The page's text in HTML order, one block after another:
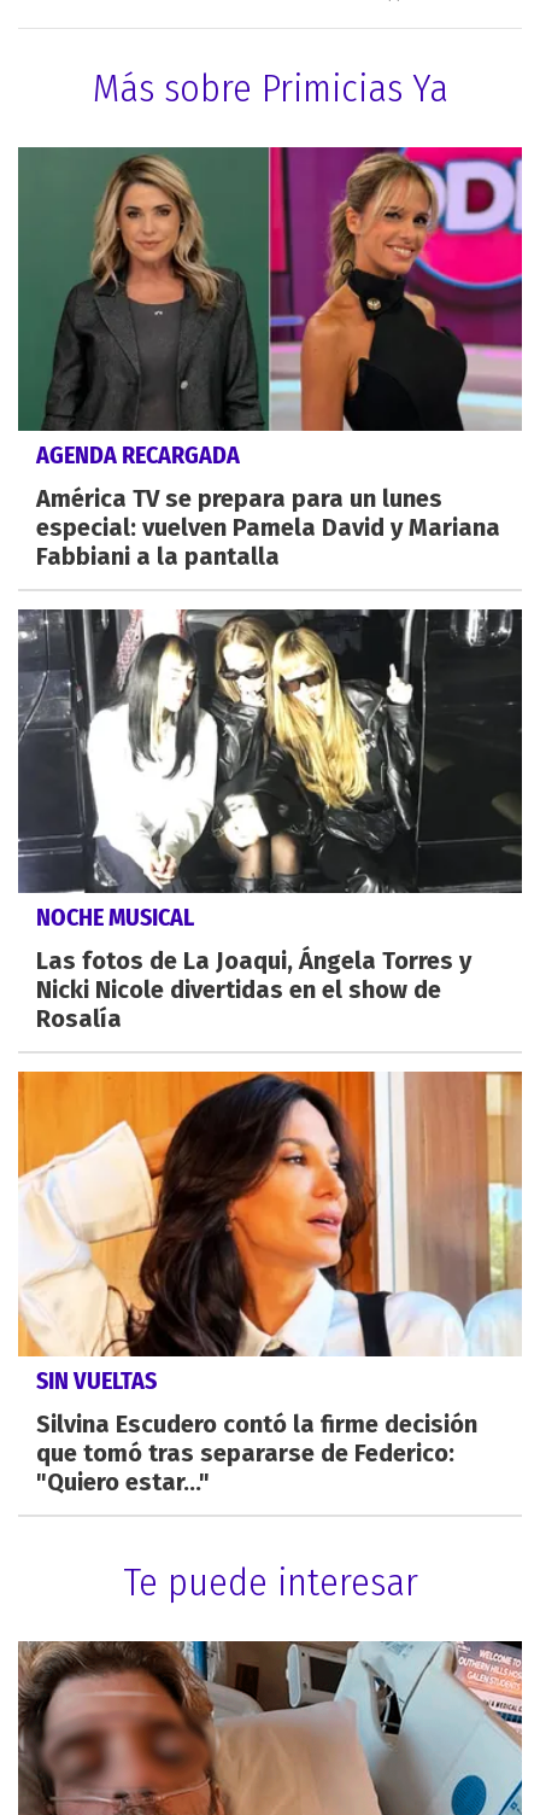
Más sobre Primicias Ya
AGENDA RECARGADA
América TV se prepara para un lunes
especial: vuelven Pamela David y Mariana
Fabbiani a la pantalla
NOCHE MUSICAL
Las fotos de La Joaqui, Ángela Torres y
Nicki Nicole divertidas en el show de
Rosalía
SIN VUELTAS
Silvina Escudero contó la firme decisión
que tomó tras separarse de Federico:
"Quiero estar..."
Te puede interesar